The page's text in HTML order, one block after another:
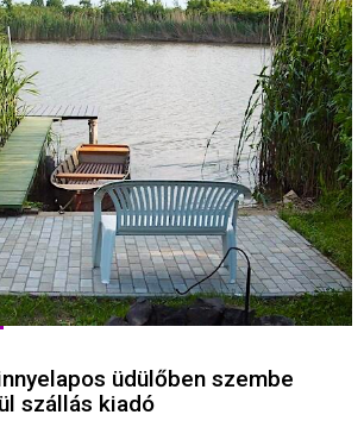
üdülőben szembe
szállás kiadó